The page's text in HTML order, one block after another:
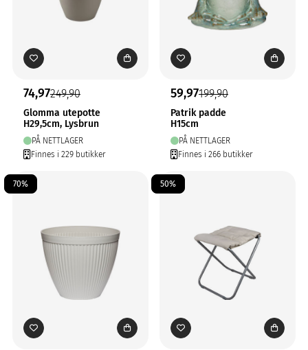
74,97249,90
Glomma utepotte
H29,5cm, Lysbrun
PÅ NETTLAGER
Finnes i 229 butikker
59,97199,90
Patrik padde
H15cm
PÅ NETTLAGER
Finnes i 266 butikker
70% 50%